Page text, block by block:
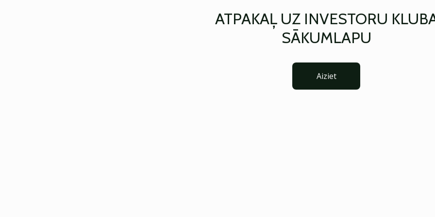
ATPAKAĻ UZ INVESTORU
SĀKUMLAPU
Aiziet